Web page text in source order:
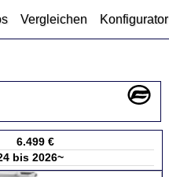
Vergleichen Konfigurator
6.499 €
bis 2026~